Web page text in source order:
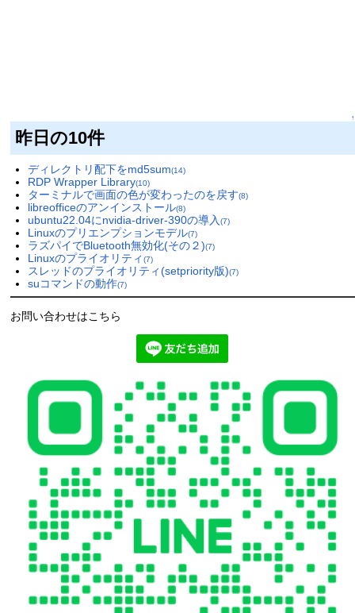
↑
昨日の10件
ディレクトリ配下をmd5sum(14)
RDP Wrapper Library(10)
ターミナルで画面の色が変わったのを戻す(8)
libreofficeのアンインストール(8)
ubuntu22.04にnvidia-driver-390の導入 (7)
Linuxのプリエンプションモデル(7)
ラズパイでBluetooth無効化(その２)(7)
Linuxのプライオリティ (7)
スレッドのプライオリティ(setpriority版)(7)
suコマンドの動作(7)
お問い合わせはこちら